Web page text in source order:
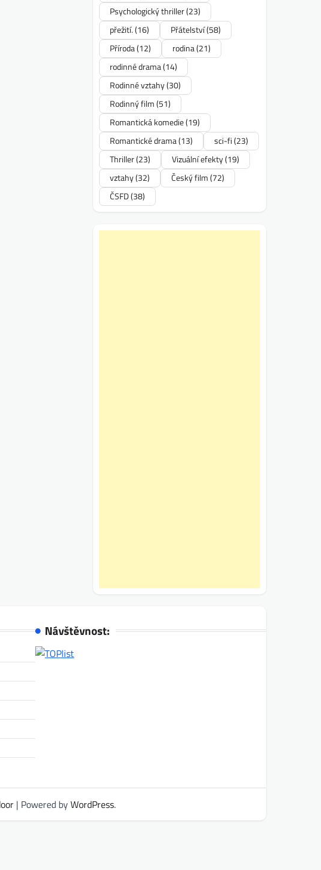
Psychologický thriller(23)
přežití.(16) Přátelství(58)
Příroda(12) rodina(21)
rodinné drama(14)
Rodinné vztahy(30)
Rodinný film(51)
Romantická komedie(19)
Romantické drama(13) sci-fi(23)
Thriller(23) Vizuální efekty(19)
vztahy(32) Český film(72)
ČSFD(38)
Návštěvnost:
| Powered byWordPress.